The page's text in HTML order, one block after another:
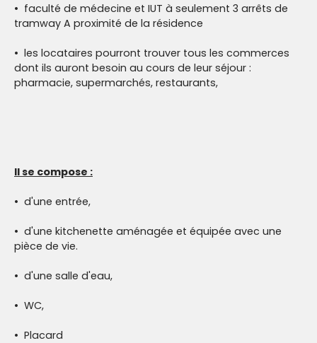
faculté de médecine et IUT à seulement 3 arrêts de
tramway A proximité de la résidence
les locataires pourront trouver tous les commerces
dont ils auront besoin au cours de leur séjour :
pharmacie, supermarchés, restaurants,
Il se compose :
d'une entrée,
d'une kitchenette aménagée et équipée avec une
pièce de vie.
d'une salle d'eau,
WC,
Placard